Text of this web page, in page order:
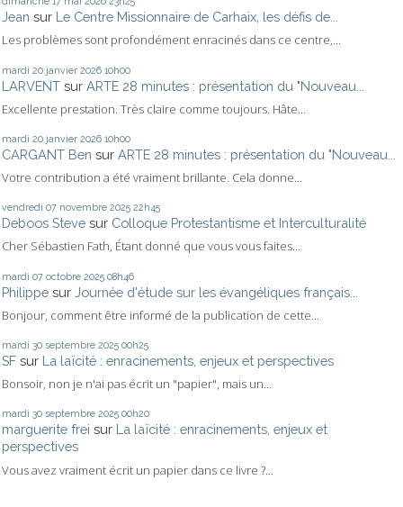
Jean sur Le Centre Missionnaire de Carhaix, les défis de...
Les problèmes sont profondément enracinés dans ce centre,...
mardi 20 janvier 2026 10h00
LARVENT sur ARTE 28 minutes : présentation du "Nouveau...
Excellente prestation. Très claire comme toujours. Hâte...
mardi 20 janvier 2026 10h00
CARGANT Ben sur ARTE 28 minutes : présentation du "Nouveau...
Votre contribution a été vraiment brillante. Cela donne...
vendredi 07 novembre 2025 22h45
Deboos Steve sur Colloque Protestantisme et Interculturalité
Cher Sébastien Fath, Étant donné que vous vous faites...
mardi 07 octobre 2025 08h46
Philippe sur Journée d'étude sur les évangéliques français...
Bonjour, comment être informé de la publication de cette...
mardi 30 septembre 2025 00h25
SF sur La laïcité : enracinements, enjeux et perspectives
Bonsoir, non je n'ai pas écrit un "papier", mais un...
mardi 30 septembre 2025 00h20
marguerite frei sur La laïcité : enracinements, enjeux et
perspectives
Vous avez vraiment écrit un papier dans ce livre ?...